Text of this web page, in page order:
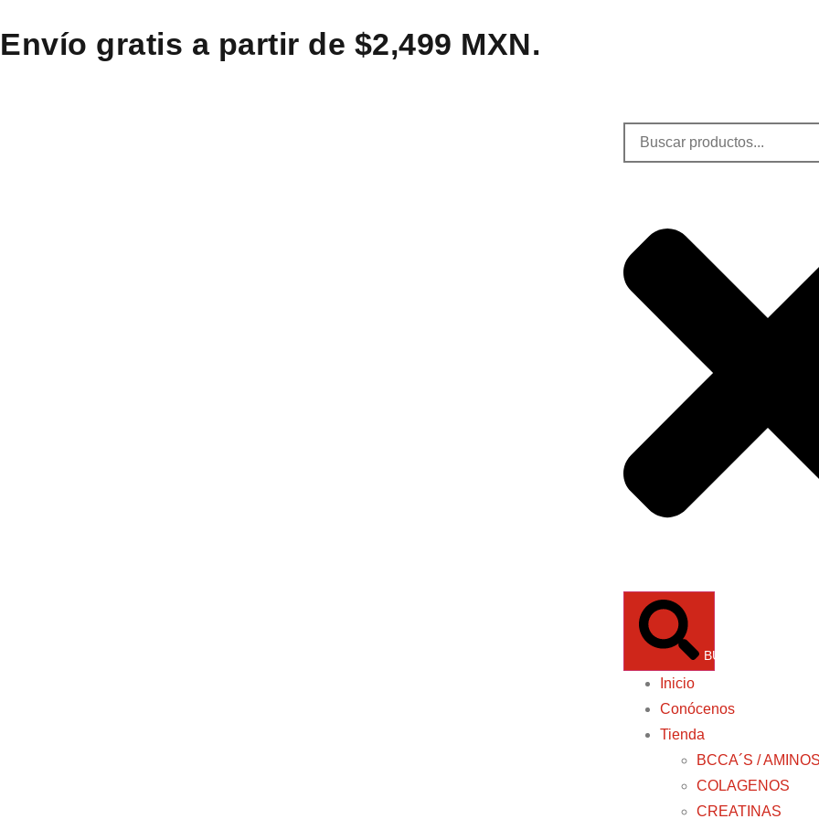
Envío gratis a partir de $2,499 MXN.
BUSCAR
Inicio
Conócenos
Tienda
BCCA´S /
COLAGENOS
CREATINAS